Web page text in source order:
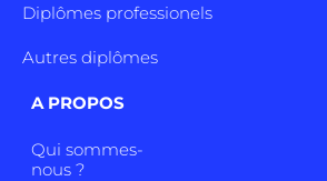
Diplômes professionels
Autres diplômes
A PROPOS
Qui sommes-
nous ?